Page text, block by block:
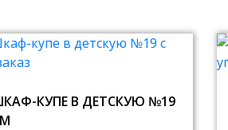
КУПЕ В ДЕТСКУЮ №19